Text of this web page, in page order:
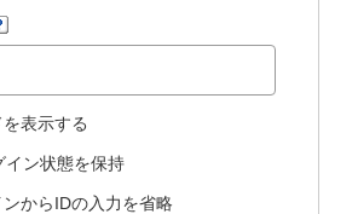
表示する
イン状態を保持
からIDの入力を省略